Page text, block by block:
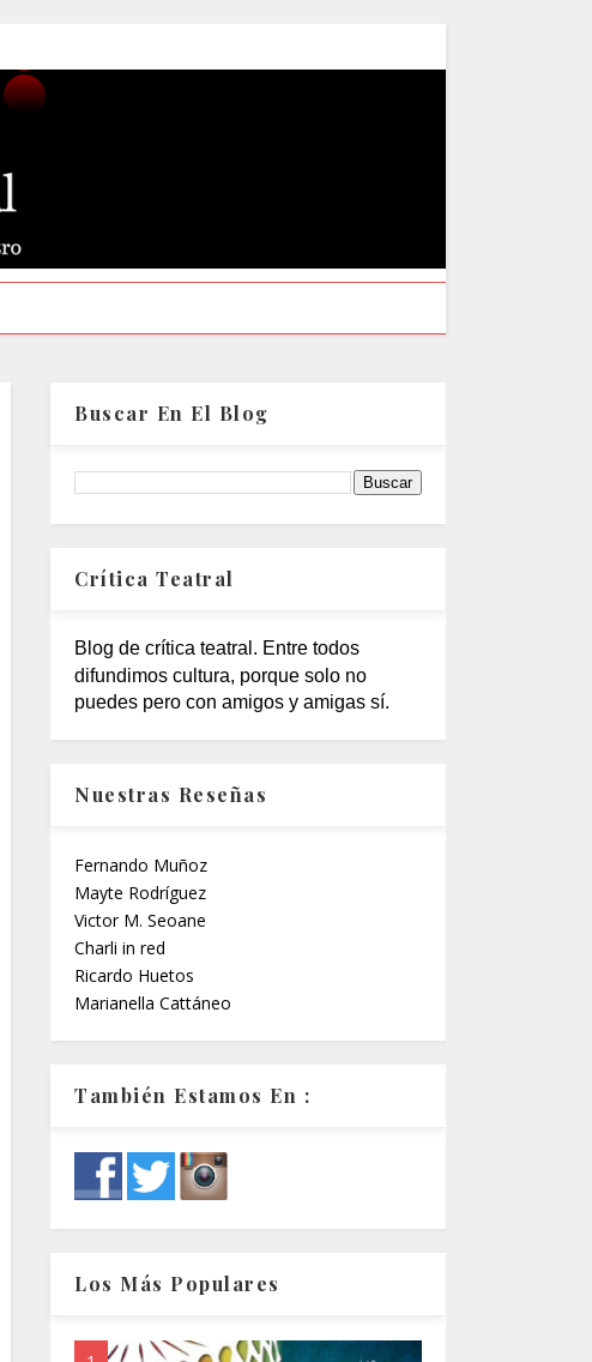
Buscar En El Blog
Crítica Teatral
Blog de crítica teatral. Entre todos
difundimos cultura, porque solo no
puedes pero con amigos y amigas sí.
Nuestras Reseñas
Fernando Muñoz
Mayte Rodríguez
Victor M. Seoane
Charli in red
Ricardo Huetos
Marianella Cattáneo
También Estamos En :
Los Más Populares